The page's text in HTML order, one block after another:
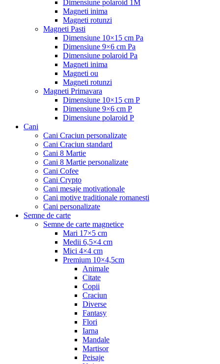
Dimensiune polaroid 1M
Magneti inima
Magneti rotunzi
Magneti Pasti
Dimensiune 10×15 cm Pa
Dimensiune 9×6 cm Pa
Dimensiune polaroid Pa
Magneti inima
Magneti ou
Magneti rotunzi
Magneti Primavara
Dimensiune 10×15 cm P
Dimensiune 9×6 cm P
Dimensiune polaroid P
Cani
Cani Craciun personalizate
Cani Craciun standard
Cani 8 Martie
Cani 8 Martie personalizate
Cani Cofee
Cani Crypto
Cani mesaje motivationale
Cani motive traditionale romanesti
Cani personalizate
Semne de carte
Semne de carte magnetice
Mari 17×5 cm
Medii 6,5×4 cm
Mici 4×4 cm
Premium 10×4,5cm
Animale
Citate
Copii
Craciun
Diverse
Fantasy
Flori
Iarna
Mandale
Martisor
Peisaje